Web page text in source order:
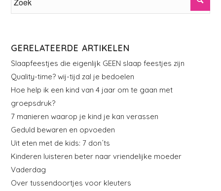
GERELATEERDE ARTIKELEN
Slaapfeestjes die eigenlijk GEEN slaap feestjes zijn
Quality-time? wij-tijd zal je bedoelen
Hoe help ik een kind van 4 jaar om te gaan met
groepsdruk?
7 manieren waarop je kind je kan verassen
Geduld bewaren en opvoeden
Uit eten met de kids: 7 don´ts
Kinderen luisteren beter naar vriendelijke moeder
Vaderdag
Over tussendoortjes voor kleuters